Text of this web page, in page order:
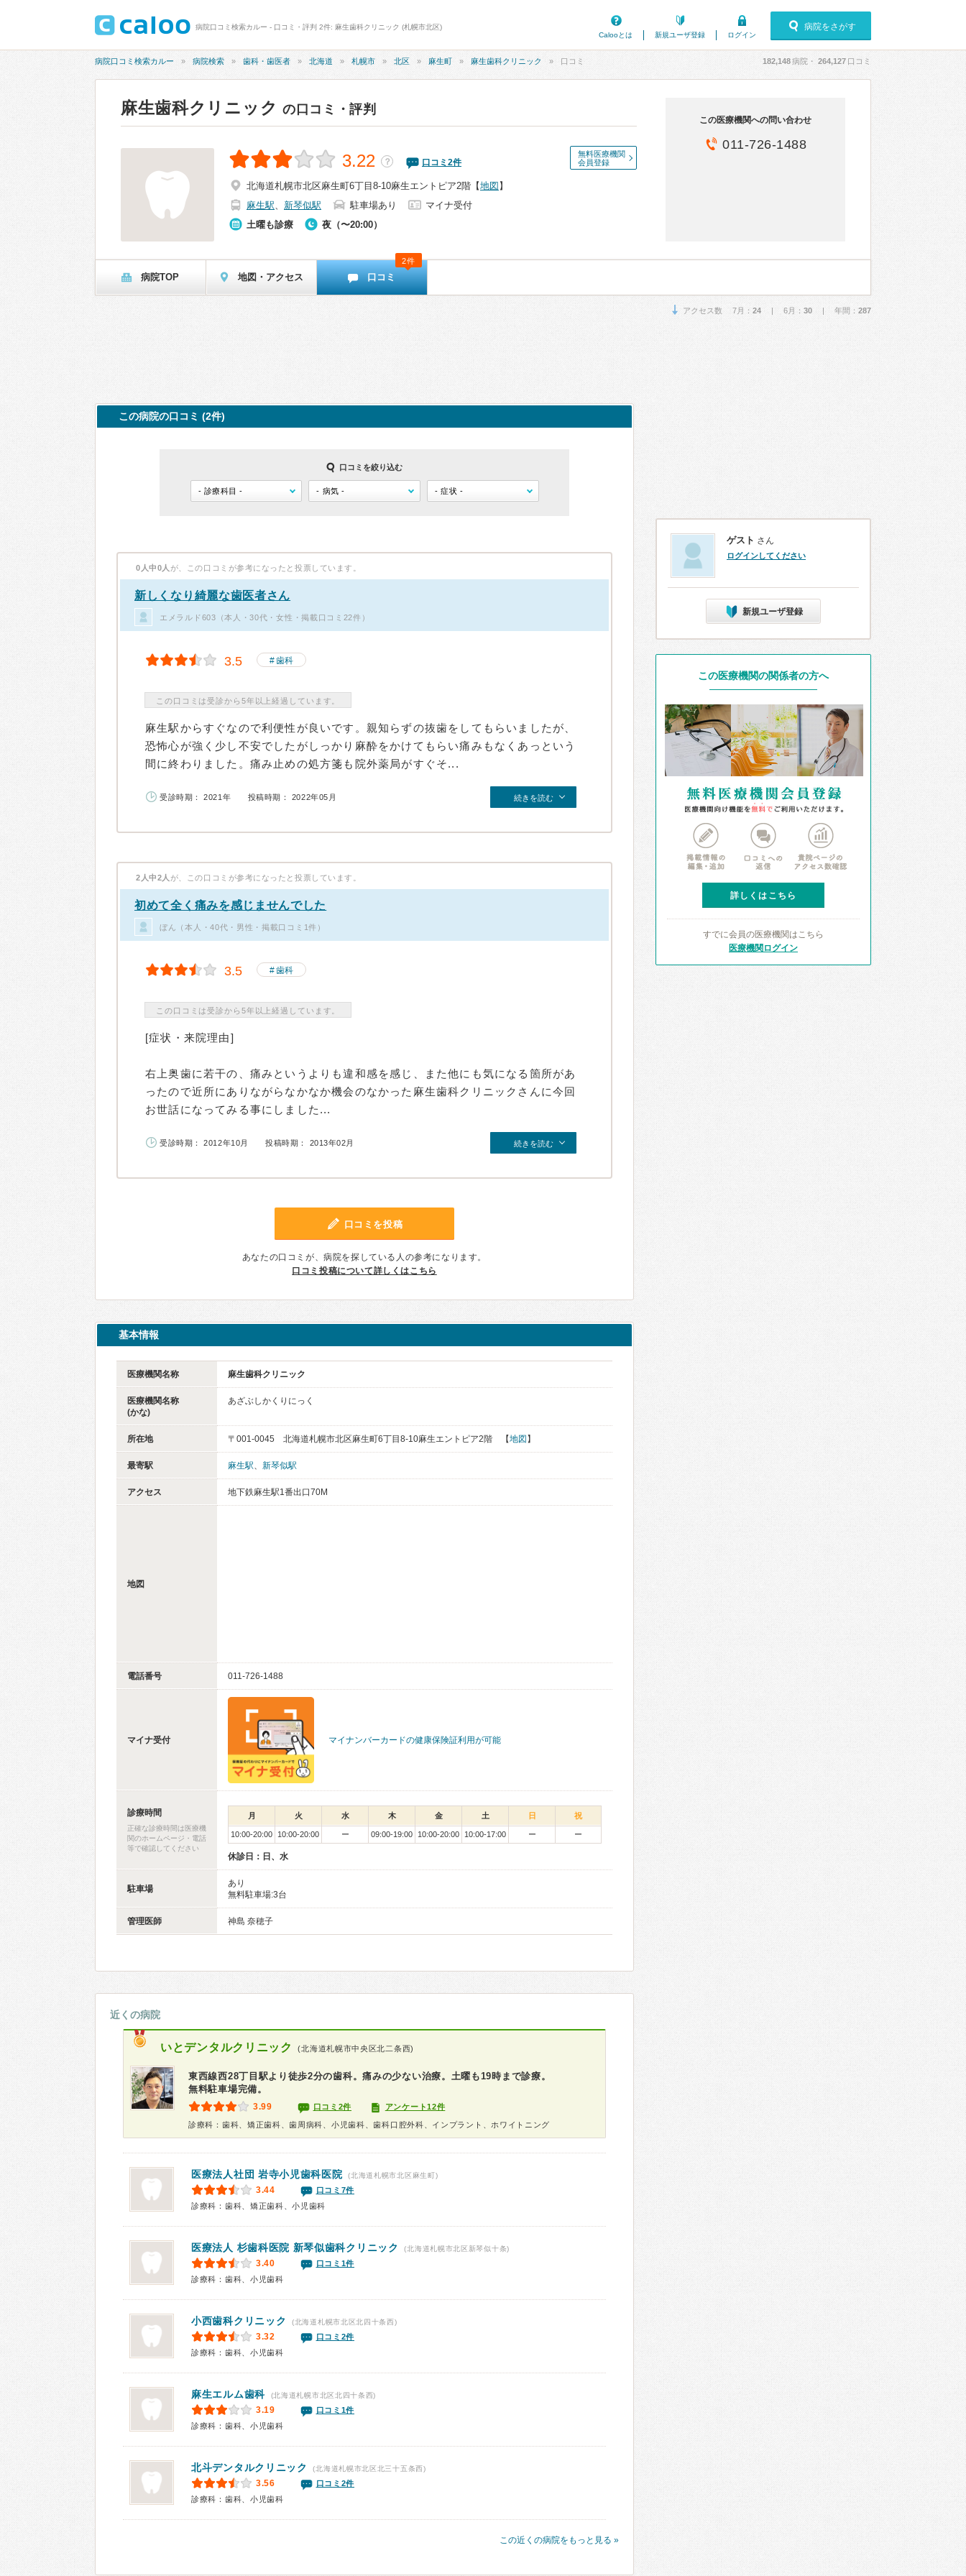
病院口コミ検索カルー - 口コミ・評判 2件: 麻生歯科クリニック (札幌市北区)
Calooとは
新規ユーザ登録 ログイン
病院をさがす
病院口コミ検索カルー 病院検索 歯科・歯医者 北海道 札幌市 北区 麻生町 麻生歯科クリニック 口コミ 182,148病院・ 264,127 口コミ
麻生歯科クリニック の口コミ・評判
無料医療機関
会員登録
3.22 ？ 口コミ 2件
北海道札幌市北区麻生町6丁目8-10麻生エントピア2階 【地図 】
麻生駅、 新琴似駅 駐車場あり
マイナ受付
土曜も診療
夜（〜20:00）
この医療機関への問い合わせ
011-726-1488
病院TOP 地図・アクセス 口コミ
2件
アクセス数 7月： 24 | 6月： 30 | 年間： 287
この病院の口コミ (2件)
口コミを絞り込む
0人中0人 が、この口コミが参考になったと投票しています。
新しくなり綺麗な歯医者さん
エメラルド603（本人・30代・女性・掲載口コミ22件）
3.5 歯科
この口コミは受診から5年以上経過しています。
麻生駅からすぐなので利便性が良いです。親知らずの抜歯をしてもらいましたが、
恐怖心が強く少し不安でしたがしっかり麻酔をかけてもらい痛みもなくあっという
間に終わりました。痛み止めの処方箋も院外薬局がすぐそ...
受診時期： 2021年 投稿時期： 2022年05月 続きを読む
2人中2人 が、この口コミが参考になったと投票しています。
初めて全く痛みを感じませんでした
ぼん（本人・40代・男性・掲載口コミ1件）
3.5 歯科
この口コミは受診から5年以上経過しています。
[症状・来院理由]
右上奥歯に若干の、痛みというよりも違和感を感じ、また他にも気になる箇所があ
ったので近所にありながらなかなか機会のなかった麻生歯科クリニックさんに今回
お世話になってみる事にしました...
受診時期： 2012年10月 投稿時期： 2013年02月 続きを読む
口コミを投稿
あなたの口コミが、病院を探している人の参考になります。
口コミ投稿について詳しくはこちら
基本情報
医療機関名称 麻生歯科クリニック
医療機関名称
(かな)
あざぶしかくりにっく
所在地 〒001-0045 北海道札幌市北区麻生町6丁目8-10麻生エントピア2階 【地図 】
最寄駅 麻生駅、 新琴似駅
アクセス 地下鉄麻生駅1番出口70M
地図
電話番号 011-726-1488
マイナ受付 マイナンバーカードの健康保険証利用が可能
診療時間
正確な診療時間は医療機
関のホームページ・電話
等で確認してください
月 火 水 木 金 土 日 祝
10:00-20:00 10:00-20:00 ー 09:00-19:00 10:00-20:00 10:00-17:00 ー ー
休診日：日、水
駐車場
あり
無料駐車場:3台
管理医師 神島 奈穂子
近くの病院
いとデンタルクリニック (北海道札幌市中央区北二条西)
東西線西28丁目駅より徒歩2分の歯科。痛みの少ない治療。土曜も19時まで診療。
無料駐車場完備。
3.99 口コミ2件 アンケート12件
診療科：歯科、矯正歯科、歯周病科、小児歯科、歯科口腔外科、インプラント、ホワイトニング
医療法人社団 岩寺小児歯科医院 (北海道札幌市北区麻生町)
3.44
口コミ7件
診療科：歯科、矯正歯科、小児歯科
医療法人 杉歯科医院 新琴似歯科クリニック (北海道札幌市北区新琴似十条)
3.40
口コミ1件
診療科：歯科、小児歯科
小西歯科クリニック (北海道札幌市北区北四十条西)
3.32
口コミ2件
診療科：歯科、小児歯科
麻生エルム歯科 (北海道札幌市北区北四十条西)
3.19
口コミ1件
診療科：歯科、小児歯科
北斗デンタルクリニック (北海道札幌市北区北三十五条西)
3.56
口コミ2件
診療科：歯科、小児歯科
この近くの病院をもっと見る »
ゲスト さん
ログインしてください
新規ユーザ登録
この医療機関の関係者の方へ
詳しくはこちら
すでに会員の医療機関はこちら
医療機関ログイン